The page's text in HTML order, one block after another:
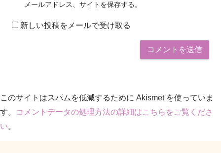
メールアドレス、サイトを保存する。
新しい投稿をメールで受け取る
このサイトはスパムを低減するために Akismet を使っていま
す。
コメントデータの処理方法の詳細はこちらをご覧くださ
い。